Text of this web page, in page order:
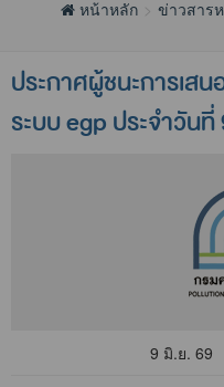
หน้าหลัก ข่าวสาร
ประกาศผู้ชนะการเส
ระบบ egp ประจำวัน
9 มิ.ย. 69